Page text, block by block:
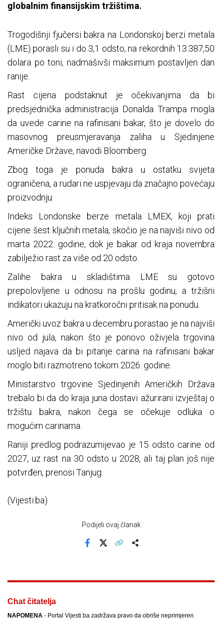
globalnim finansijskim tržištima.
Trogodišnji fjučersi bakra na Londonskoj berzi metala
(LME) porasli su i do 3,1 odsto, na rekordnih 13.387,50
dolara po toni, nadmašivši maksimum postavljen dan
ranije.
Rast cijena podstaknut je očekivanjima da bi
predsjednička administracija Donalda Trampa mogla
da uvede carine na rafinisani bakar, što je dovelo do
masovnog preusmjeravanja zaliha u Sjedinjene
Američke Države, navodi Bloomberg.
Zbog toga je ponuda bakra u ostatku svijeta
ograničena, a rudari ne uspjevaju da značajno povećaju
proizvodnju.
Indeks Londonske berze metala LMEX, koji prati
cijene šest ključnih metala, skočio je na najviši nivo od
marta 2022. godine, dok je bakar od kraja novembra
zabilježio rast za više od 20 odsto.
Zalihe bakra u skladištima LME su gotovo
prepolovljene u odnosu na prošlu godinu, a tržišni
indikatori ukazuju na kratkoročni pritisak na ponudu.
Američki uvoz bakra u decembru porastao je na najviši
nivo od jula, nakon što je ponovo oživjela trgovina
usljed najava da bi pitanje carina na rafinisani bakar
moglo biti razmotreno tokom 2026. godine.
Ministarstvo trgovine Sjedinjenih Američkih Država
trebalo bi da do kraja juna dostavi ažurirani izvještaj o
tržištu bakra, nakon čega se očekuje odluka o
mogućim carinama.
Raniji predlog podrazumijevao je 15 odsto carine od
2027, uz rast na 30 odsto u 2028, ali taj plan još nije
potvrđen, prenosi Tanjug.
(Vijesti.ba)
Podijeli ovaj članak
Chat čitatelja
NAPOMENA - Portal Vijesti.ba zadržava pravo da obriše neprimjeren